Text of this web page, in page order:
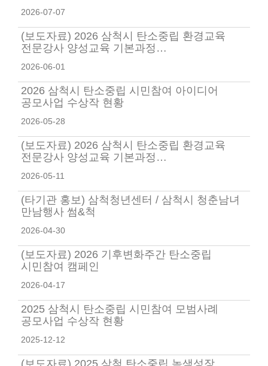
2026-07-07
(보도자료) 2026 삼척시 탄소중립 환경교육
전문강사 양성교육 기본과정…
2026-06-01
2026 삼척시 탄소중립 시민참여 아이디어
공모사업 수상작 현황
2026-05-28
(보도자료) 2026 삼척시 탄소중립 환경교육
전문강사 양성교육 기본과정…
2026-05-11
(타기관 홍보) 삼척청년센터 / 삼척시 청춘남녀
만남행사 썸&척
2026-04-30
(보도자료) 2026 기후변화주간 탄소중립
시민참여 캠페인
2026-04-17
2025 삼척시 탄소중립 시민참여 모범사례
공모사업 수상작 현황
2025-12-12
(보도자료) 2025 삼척 탄소중립 녹색성장